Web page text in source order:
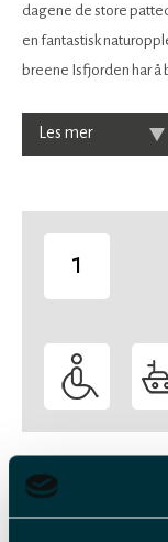
dagene de store
en fantastisk
breene Isfjorden har å
Les mer
1
Veiledende